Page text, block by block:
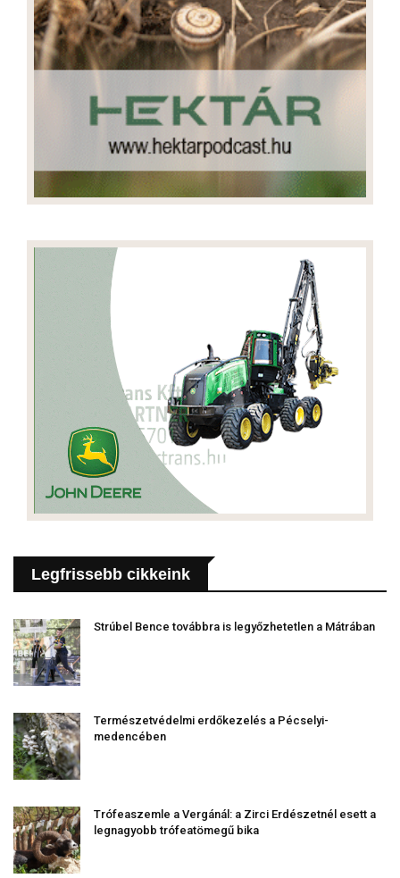
Legfrissebb cikkeink
Strúbel Bence továbbra is legyőzhetetlen a Mátrában
Természetvédelmi erdőkezelés a Pécselyi-
medencében
Trófeaszemle a Vergánál: a Zirci Erdészetnél esett a
legnagyobb trófeatömegű bika